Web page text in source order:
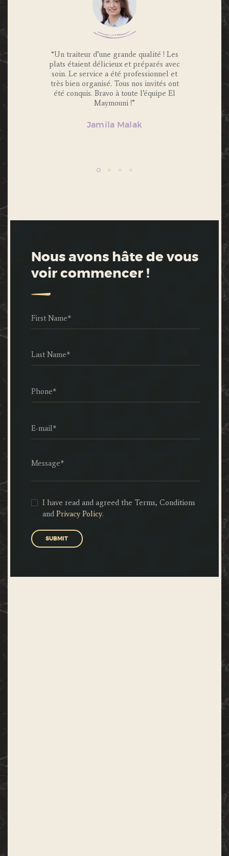
invités
“Un traiteur d’une grande qualité ! Les
plats étaient délicieux et préparés avec
soin. Le service a été professionnel et
très bien organisé. Tous nos invités ont
été conquis. Bravo à toute l’équipe El
Maymouni !”
Jamila Malak
“Nous
Nous avons hâte de vous
voir commencer !
I have read and agreed the Terms, Conditions
andPrivacy Policy.